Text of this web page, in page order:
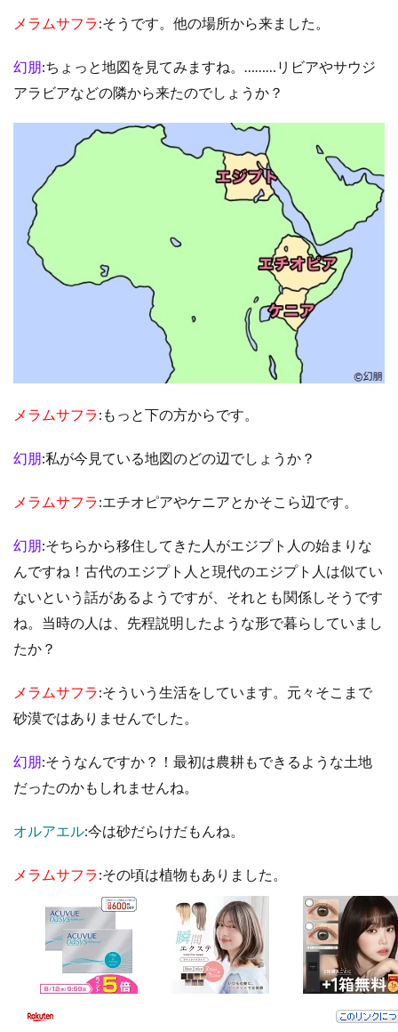
メラムサフラ:そうです。他の場所から来ました。
幻朋:ちょっと地図を見てみますね。………リビアやサウジ
アラビアなどの隣から来たのでしょうか？
メラムサフラ:もっと下の方からです。
幻朋:私が今見ている地図のどの辺でしょうか？
メラムサフラ:エチオピアやケニアとかそこら辺です。
幻朋:そちらから移住してきた人がエジプト人の始まりな
んですね！古代のエジプト人と現代のエジプト人は似てい
ないという話があるようですが、それとも関係しそうです
ね。当時の人は、先程説明したような形で暮らしていまし
たか？
メラムサフラ:そういう生活をしています。元々そこまで
砂漠ではありませんでした。
幻朋:そうなんですか？！最初は農耕もできるような土地
だったのかもしれませんね。
オルアエル:今は砂だらけだもんね。
メラムサフラ:その頃は植物もありました。